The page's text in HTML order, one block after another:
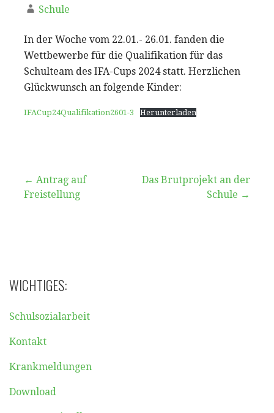
Schule
In der Woche vom 22.01.- 26.01. fanden die
Wettbewerbe für die Qualifikation für das
Schulteam des IFA-Cups 2024 statt. Herzlichen
Glückwunsch an folgende Kinder:
IFACup24Qualifikation2601-3 Herunterladen
Beitragsnavigation
← Antrag auf
Freistellung
Das Brutprojekt an der
Schule →
WICHTIGES:
Schulsozialarbeit
Kontakt
Krankmeldungen
Download